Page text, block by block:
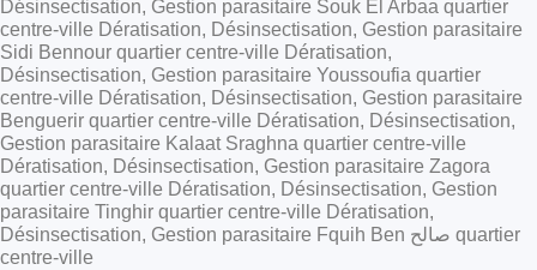
Désinsectisation, Gestion parasitaire Souk El Arbaa quartier
centre-ville Dératisation, Désinsectisation, Gestion parasitaire
Sidi Bennour quartier centre-ville Dératisation,
Désinsectisation, Gestion parasitaire Youssoufia quartier
centre-ville Dératisation, Désinsectisation, Gestion parasitaire
Benguerir quartier centre-ville Dératisation, Désinsectisation,
Gestion parasitaire Kalaat Sraghna quartier centre-ville
Dératisation, Désinsectisation, Gestion parasitaire Zagora
quartier centre-ville Dératisation, Désinsectisation, Gestion
parasitaire Tinghir quartier centre-ville Dératisation,
Désinsectisation, Gestion parasitaire Fquih Ben صالح quartier
centre-ville